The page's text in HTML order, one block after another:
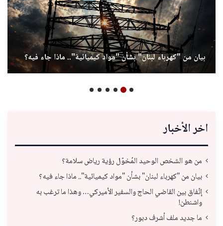
بيان من "كهرباء لبنان" بشأن "مواد كيميائية".. ماذا جاء فيه؟
اخر الأخبار
من هو الشخص الوحيد المُخوّل رؤية رياض سلامة؟
بيان من "كهرباء لبنان" بشأن "مواد كيميائية".. ماذا جاء فيه؟
إتّفاق بين القاضي الحاج والسفير الأميركي… وهذا ما ترغب به
واشنطن!
ما جديد ملف أشرف دبور؟